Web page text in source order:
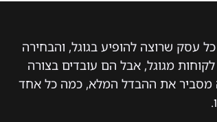
עסק שרוצה להופיע בגוגל, והבחירה
מגוגל, אבל הם עובדים בצורה
מסביר את ההבדל המלא, כמה כל אחד